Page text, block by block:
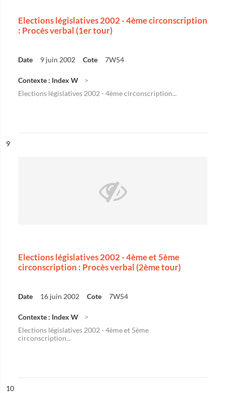
Elections législatives 2002 - 4ème circonscription
: Procès verbal (1er tour)
Date 9 juin 2002 Cote 7W54
Contexte : Index W
Elections législatives 2002 - 4ème circonscription...
n°
9
Elections législatives 2002 - 4ème et 5ème
circonscription : Procès verbal (2ème tour)
Date 16 juin 2002 Cote 7W54
Contexte : Index W
Elections législatives 2002 - 4ème et 5ème
circonscription...
n°
10